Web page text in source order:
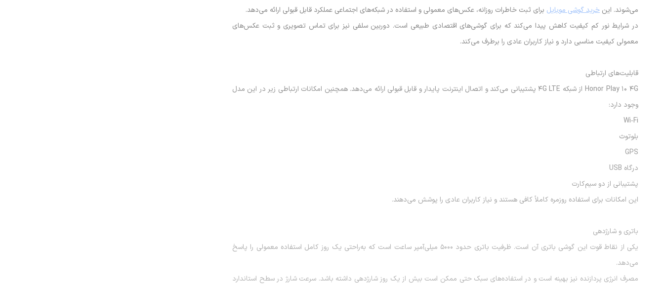
می‌شوند. این خرید گوشی موبایل برای ثبت خاطرات روزانه، عکس‌های معمولی و استفاده در شبکه‌های اجتماعی عملکرد قابل قبولی ارائه می‌دهد.
در شرایط نور کم کیفیت کاهش پیدا می‌کند که برای گوشی‌های اقتصادی طبیعی است. دوربین سلفی نیز برای تماس تصویری و ثبت عکس‌های
معمولی کیفیت مناسبی دارد و نیاز کاربران عادی را برطرف می‌کند.
قابلیت‌های ارتباطی
Honor Play 10 4G از شبکه 4G LTE پشتیبانی می‌کند و اتصال اینترنت پایدار و قابل قبولی ارائه می‌دهد. همچنین امکانات ارتباطی زیر در این مدل
وجود دارد:
Wi‑Fi
بلوتوث
GPS
درگاه USB
پشتیبانی از دو سیم‌کارت
این امکانات برای استفاده روزمره کاملاً کافی هستند و نیاز کاربران عادی را پوشش می‌دهند.
باتری و شارژدهی
یکی از نقاط قوت این گوشی باتری آن است. ظرفیت باتری حدود 5000 میلی‌آمپر ساعت است که به‌راحتی یک روز کامل استفاده معمولی را پاسخ
می‌دهد.
مصرف انرژی پردازنده نیز بهینه است و در استفاده‌های سبک حتی ممکن است بیش از یک روز شارژدهی داشته باشد. سرعت شارژ در سطح استاندارد